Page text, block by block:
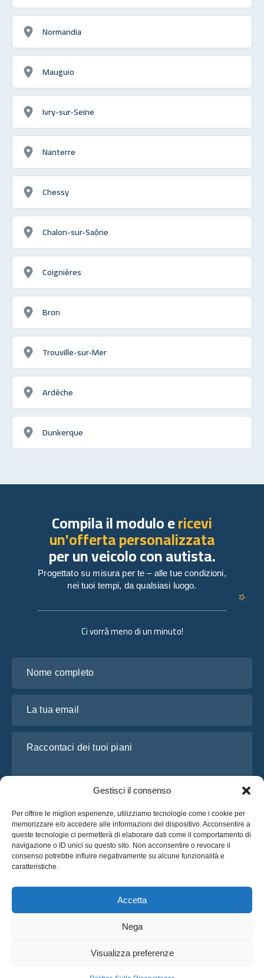
Gestisci il consenso
Per offrire le migliori esperienze, utilizziamo tecnologie come i cookie per
memorizzare e/o accedere alle informazioni del dispositivo. Acconsentire a
queste tecnologie ci permetterà di elaborare dati come il comportamento di
navigazione o ID unici su questo sito. Non acconsentire o revocare il
consenso potrebbe influire negativamente su alcune funzionalità e
caratteristiche.
Accetta
Nega
Visualizza preferenze
Normandia
Mauguio
Ivry-sur-Seine
Nanterre
Chessy
Chalon-sur-Saône
Coignières
Bron
Trouville-sur-Mer
Ardèche
Dunkerque
© 2025 OsaBus © Tutti i Diritti Riservati.
Ci vorrà meno di un minuto!
Ho letto e accetto l’Informativa sulla privacydi OsaBus
Richiedi un preventivo
Richiedi un preventivo
Compila il modulo ericevi
un'offerta personalizzata
per un veicolo con autista.
Progettato su misura per te – alle tue condizioni,
nei tuoi tempi, da qualsiasi luogo.